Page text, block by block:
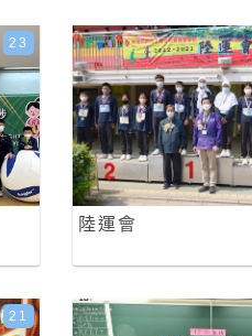
23
陸運會
21